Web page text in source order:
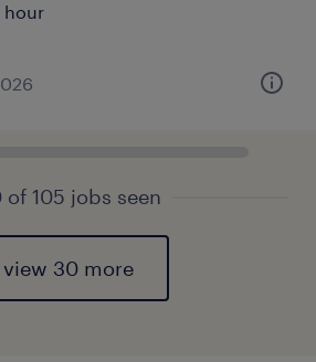
hour
of 105 jobs seen
view 30 more